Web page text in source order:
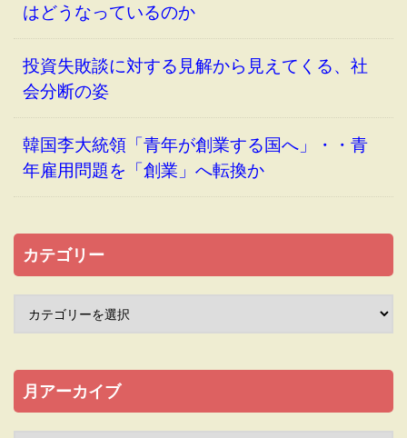
はどうなっているのか
投資失敗談に対する見解から見えてくる、社
会分断の姿
韓国李大統領「青年が創業する国へ」・・青
年雇用問題を「創業」へ転換か
カテゴリー
月アーカイブ